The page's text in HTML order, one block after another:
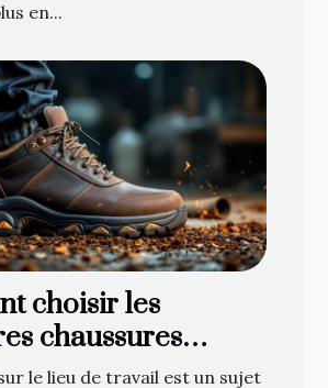
en...
choisir les
chaussures
pour votre
le lieu de travail est un sujet